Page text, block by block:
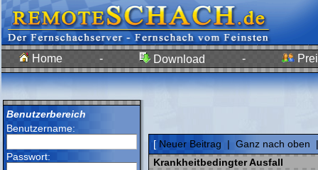
Home - Download -
Benutzerbereich
Benutzername:
Passwort:
[ Neuer Beitrag | Ganz nach oben
Krankheitbedingter Ausfall